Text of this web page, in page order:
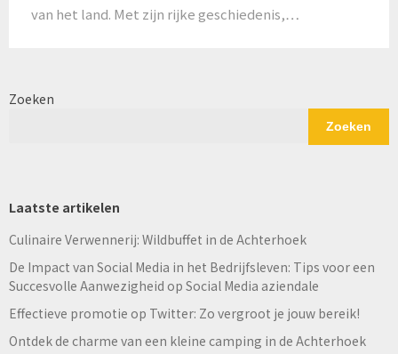
van het land. Met zijn rijke geschiedenis,…
Zoeken
Zoeken
Laatste artikelen
Culinaire Verwennerij: Wildbuffet in de Achterhoek
De Impact van Social Media in het Bedrijfsleven: Tips voor een
Succesvolle Aanwezigheid op Social Media aziendale
Effectieve promotie op Twitter: Zo vergroot je jouw bereik!
Ontdek de charme van een kleine camping in de Achterhoek